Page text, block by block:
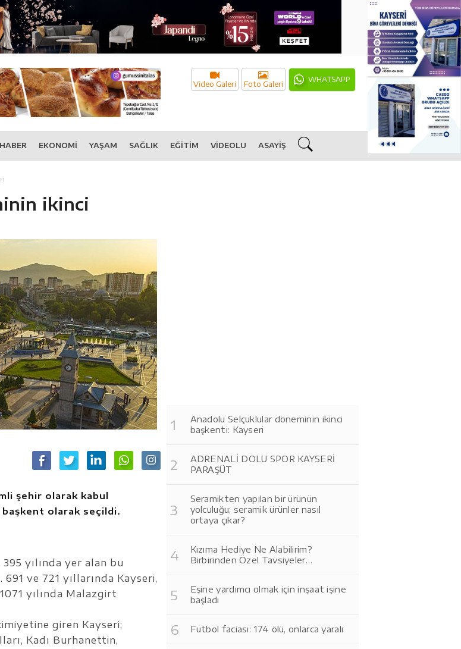
WHATSAPP
Foto Galeri
Video Galeri
EKONOMİ YAŞAM SAĞLIK EĞİTİM VİDEOLU ASAYİŞ
ikinci
şehir olarak kabul
başkent olarak seçildi.
yılında yer alan bu
ve 721 yıllarında Kayseri,
yılında Malazgirt
giren Kayseri;
Kadı Burhanettin,
Anadolu Selçuklular döneminin ikinci
başkenti: Kayseri
ADRENALİ DOLU SPOR KAYSERİ
PARAŞÜT
Seramikten yapılan bir ürünün
yolculuğu; seramik ürünler nasıl
ortaya çıkar?
Kızıma Hediye Ne Alabilirim?
Birbirinden Özel Tavsiyeler…
Eşine yardımcı olmak için inşaat işine
başladı
Futbol faciası: 174 ölü, onlarca yaralı